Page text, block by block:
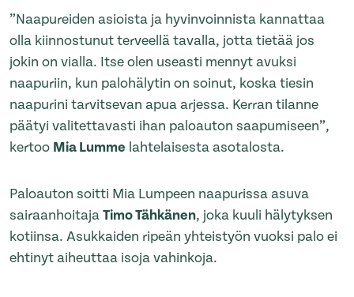
”Naapureiden asioista ja hyvinvoinnista kannattaa
olla kiinnostunut terveellä tavalla, jotta tietää jos
jokin on vialla. Itse olen useasti mennyt avuksi
naapuriin, kun palohälytin on soinut, koska tiesin
naapurini tarvitsevan apua arjessa. Kerran tilanne
päätyi valitettavasti ihan paloauton saapumiseen”,
kertoo Mia Lumme lahtelaisesta asotalosta.
Paloauton soitti Mia Lumpeen naapurissa asuva
sairaanhoitajaTimo Tähkänen, joka kuuli hälytyksen
kotiinsa. Asukkaiden ripeän yhteistyön vuoksi palo ei
ehtinyt aiheuttaa isoja vahinkoja.